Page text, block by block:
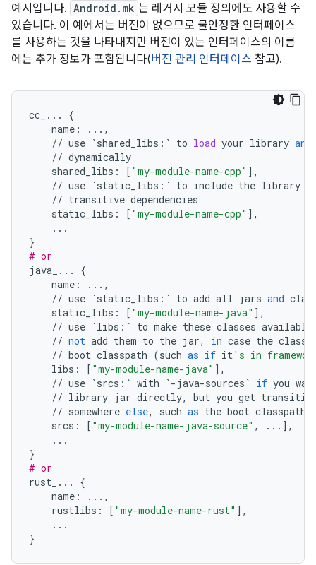
예시입니다. Android.mk 는 레거시 모듈 정의에도 사용할 수
있습니다. 이 예에서는 버전이 없으므로 불안정한 인터페이스
를 사용하는 것을 나타내지만 버전이 있는 인터페이스의 이름
에는 추가 정보가 포함됩니다(버전 관리 인터페이스 참고).
cc_ ...
{
name : ... ,
// use `shared_libs : ` to load your library and
// dynamically
shared_libs : [ "my-module-name-cpp" ],
// use `static_libs : ` to include the library
// transitive dependencies
static_libs : [ "my-module-name-cpp" ],
...
}
# or
java_ ...
{
name : ... ,
// use `static_libs : ` to add all jars and
static_libs : [ "my-module-name-java" ],
// use `libs : ` to make these classes available
// not add them to the jar, in case the
// boot classpath (such as if it's in
libs : [ "my-module-name-java" ],
// use `srcs : ` with `- java-sources ` if you
// library jar directly, but you get
// somewhere else, such as the boot classpath
srcs : [ "my-module-name-java-source" , ... ],
...
}
# or
rust_ ...
{
name : ... ,
rustlibs : [ "my-module-name-rust" ],
...
}